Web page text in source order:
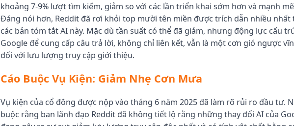
khoảng 7-9% lượt tìm kiếm, giảm so với các lần triển khai sớm hơn và mạnh
Đáng nói hơn, Reddit đã rơi khỏi top mười tên miền được trích dẫn nhiều nhất
các bản tóm tắt AI này. Mặc dù tần suất có thể đã giảm, nhưng động lực cấu
Google để cung cấp câu trả lời, không chỉ liên kết, vẫn là một cơn gió ngược
đối với lưu lượng truy cập giới thiệu.
Cáo Buộc Vụ Kiện: Giảm Nhẹ Cơn Mưa
Vụ kiện của cổ đông được nộp vào tháng 6 năm 2025 đã làm rõ rủi ro đầu tư.
buộc rằng ban lãnh đạo Reddit đã không tiết lộ rằng những thay đổi AI của